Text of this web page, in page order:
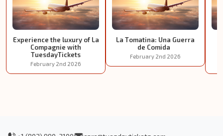
Experience the luxury of La
Compagnie with
TuesdayTickets
February 2nd 2026
La Tomatina: Una Guerra
de Comida
February 2nd 2026